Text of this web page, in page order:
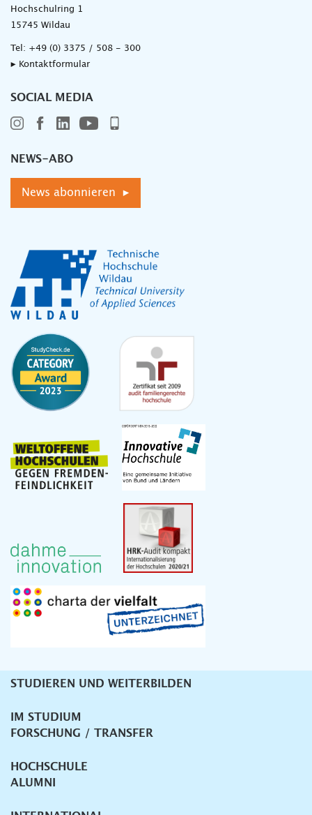
Hochschulring 1
15745 Wildau
Tel: +49 (0) 3375 / 508 - 300
▸ Kontaktformular
SOCIAL MEDIA
NEWS-ABO
News abonnieren ▸
Unternavigation
STUDIEREN UND WEITERBILDEN
IM STUDIUM
FORSCHUNG / TRANSFER
HOCHSCHULE
ALUMNI